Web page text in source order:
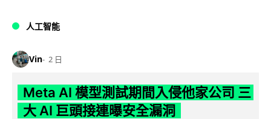
人工智能
Vin 2 日
Meta AI 模型測試期間入侵他家公司 三
大 AI 巨頭接連曝安全漏洞